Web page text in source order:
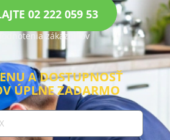
02 222 059 53
Hodnotenia zákazníkov
A DOSTUPNOSŤ
ÚPLNE ZADARMO